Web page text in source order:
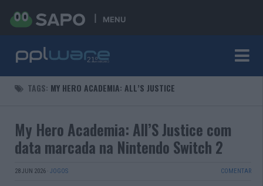
MENU
TAGS: MY HERO ACADEMIA: ALL’S JUSTICE
My Hero Academia: All’S Justice com
data marcada na Nintendo Switch 2
28 JUN 2026 · JOGOS COMENTAR